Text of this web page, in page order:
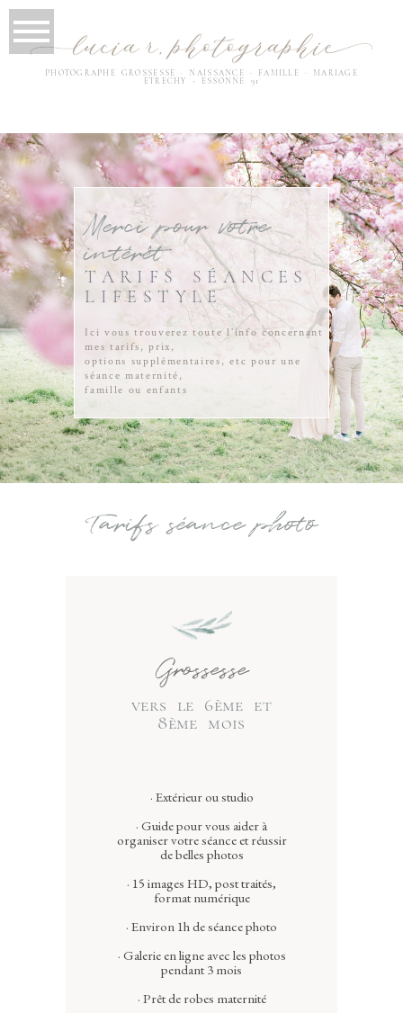
PHOTOGRAPHE GROSSESSE · NAISSANCE · FAMILLE · MARIAGE
ETRECHY - ESSONNE 91
Merci pour votre
intérêt
TARIFS SÉANCES
LIFESTYLE
Ici vous trouverez toute l'info concernant
mes tarifs, prix,
options supplémentaires, etc pour une
séance maternité,
famille ou enfants
Tarifs séance photo
Grossesse
vers le 6ème et
8ème mois
· Extérieur ou studio
· Guide pour vous aider à
organiser votre séance et réussir
de belles photos
· 15 images HD, post traités,
format numérique
· Environ 1h de séance photo
· Galerie en ligne avec les photos
pendant 3 mois
· Prêt de robes maternité